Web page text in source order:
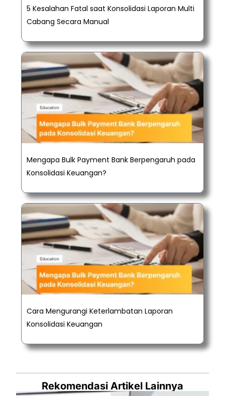
5 Kesalahan Fatal saat Konsolidasi Laporan Multi
Cabang Secara Manual
Mengapa Bulk Payment Bank Berpengaruh pada
Konsolidasi Keuangan?
Cara Mengurangi Keterlambatan Laporan
Konsolidasi Keuangan
Rekomendasi Artikel Lainnya